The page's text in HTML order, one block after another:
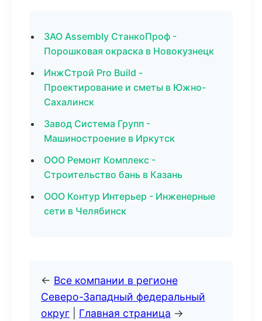
ЗАО Assembly СтанкоПроф -
Порошковая окраска в Новокузнецк
ИнжСтрой Pro Build -
Проектирование и сметы в Южно-
Сахалинск
Завод Система Групп -
Машиностроение в Иркутск
ООО Ремонт Комплекс -
Строительство бань в Казань
ООО Контур Интерьер - Инженерные
сети в Челябинск
← Все компании в регионе
Северо-Западный федеральный
округ
Главная страница →